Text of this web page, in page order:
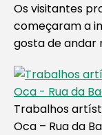
Os visitantes
começaram a
gosta de andar
Trabalhos
Oca – Rua da